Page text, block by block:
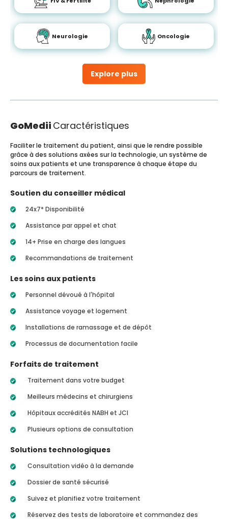
Explore plus
Neurologie Oncologie
GoMedii Caractéristiques
Faciliter le traitement du patient, ainsi que le rendre possible
grâce à des solutions axées sur la technologie, un système de
soins aux patients et une transparence à chaque étape du
parcours de traitement.
Soutien du conseiller médical
24x7* Disponibilité
Assistance par appel et chat
14+ Prise en charge des langues
Recommandations de traitement
Les soins aux patients
Personnel dévoué à l'hôpital
Assistance voyage et logement
Installations de ramassage et de dépôt
Processus de documentation facile
Forfaits de traitement
Traitement dans votre budget
Meilleurs médecins et chirurgiens
Hôpitaux accrédités NABH et JCI
Plusieurs options de consultation
Solutions technologiques
Consultation vidéo à la demande
Dossier de santé sécurisé
Suivez et planifiez votre traitement
Réservez des tests de laboratoire et commandez des